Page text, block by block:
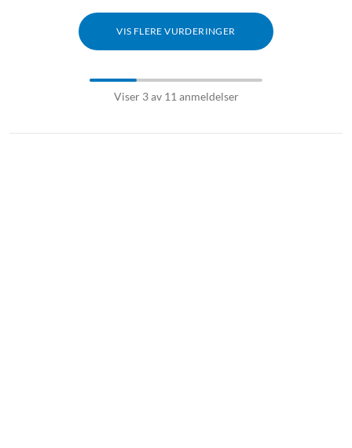
VIS FLERE VURDERINGER
Viser 3 av 11 anmeldelser